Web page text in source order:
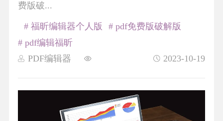
费版破...
PDF编辑器 2023-10-19
# 福昕编辑器个人版
# pdf免费版破解版
# pdf编辑福昕